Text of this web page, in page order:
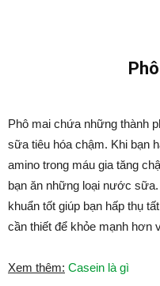
Phô mai chứa những thành
sữa tiêu hóa chậm. Khi bạn
amino trong máu gia tăng
bạn ăn những loại nước
khuẩn tốt giúp bạn hấp thụ
cần thiết để khỏe mạnh hơn
Xem thêm: Casein là gì